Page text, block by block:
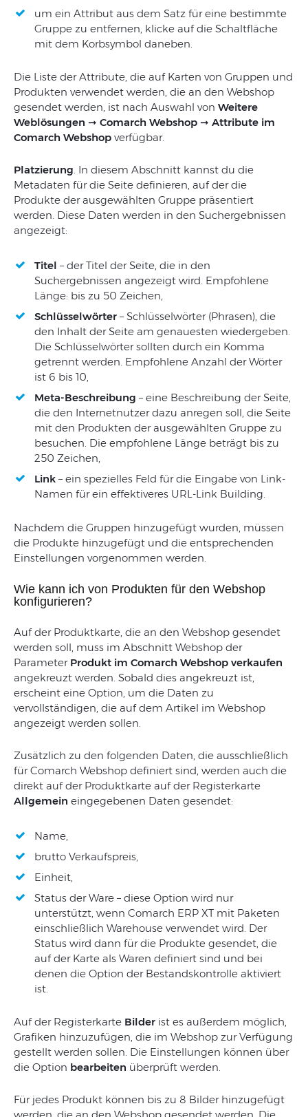
um ein Attribut aus dem Satz für eine bestimmte
Gruppe zu entfernen, klicke auf die Schaltfläche
mit dem Korbsymbol daneben.
Die Liste der Attribute, die auf Karten von Gruppen und
Produkten verwendet werden, die an den Webshop
gesendet werden, ist nach Auswahl von Weitere
Weblösungen ➞ Comarch Webshop ➞ Attribute im
Comarch Webshop verfügbar.
Platzierung. In diesem Abschnitt kannst du die
Metadaten für die Seite definieren, auf der die
Produkte der ausgewählten Gruppe präsentiert
werden. Diese Daten werden in den Suchergebnissen
angezeigt:
Titel – der Titel der Seite, die in den
Suchergebnissen angezeigt wird. Empfohlene
Länge: bis zu 50 Zeichen,
Schlüsselwörter – Schlüsselwörter (Phrasen), die
den Inhalt der Seite am genauesten wiedergeben.
Die Schlüsselwörter sollten durch ein Komma
getrennt werden. Empfohlene Anzahl der Wörter
ist 6 bis 10,
Meta-Beschreibung – eine Beschreibung der Seite,
die den Internetnutzer dazu anregen soll, die Seite
mit den Produkten der ausgewählten Gruppe zu
besuchen. Die empfohlene Länge beträgt bis zu
250 Zeichen,
Link – ein spezielles Feld für die Eingabe von Link-
Namen für ein effektiveres URL-Link Building.
Nachdem die Gruppen hinzugefügt wurden, müssen
die Produkte hinzugefügt und die entsprechenden
Einstellungen vorgenommen werden.
Wie kann ich von Produkten für den Webshop
konfigurieren?
Auf der Produktkarte, die an den Webshop gesendet
werden soll, muss im Abschnitt Webshop der
Parameter Produkt im Comarch Webshop verkaufen
angekreuzt werden. Sobald dies angekreuzt ist,
erscheint eine Option, um die Daten zu
vervollständigen, die auf dem Artikel im Webshop
angezeigt werden sollen.
Zusätzlich zu den folgenden Daten, die ausschließlich
für Comarch Webshop definiert sind, werden auch die
direkt auf der Produktkarte auf der Registerkarte
Allgemein eingegebenen Daten gesendet:
Name,
brutto Verkaufspreis,
Einheit,
Status der Ware – diese Option wird nur
unterstützt, wenn Comarch ERP XT mit Paketen
einschließlich Warehouse verwendet wird. Der
Status wird dann für die Produkte gesendet, die
auf der Karte als Waren definiert sind und bei
denen die Option der Bestandskontrolle aktiviert
ist.
Auf der Registerkarte Bilder ist es außerdem möglich,
Grafiken hinzuzufügen, die im Webshop zur Verfügung
gestellt werden sollen. Die Einstellungen können über
die Option bearbeiten überprüft werden.
Für jedes Produkt können bis zu 8 Bilder hinzugefügt